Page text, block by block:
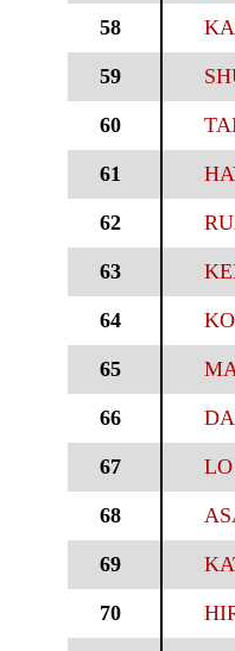
58
59
60
61
62
63
64
65
66
67
68
69
70